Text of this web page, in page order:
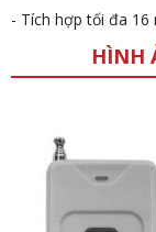
- Tích hợp tối đa 16
HÌNH